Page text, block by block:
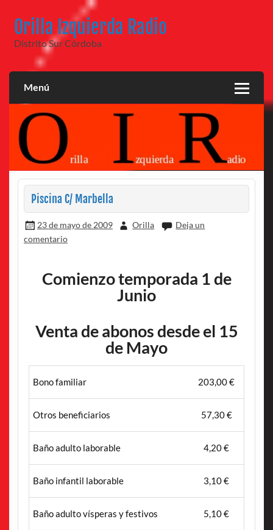
contenido
Orilla Izquierda Radio
Distrito Sur Córdoba
Menú
Piscina C/ Marbella
23 de mayo de 2009 Orilla
Deja un
comentario
Comienzo temporada 1 de
Junio
Venta de abonos desde el 15
de Mayo
Bono familiar 203,00 €
Otros beneficiarios 57,30 €
Baño adulto laborable 4,20 €
Baño infantil laborable 3,10 €
Baño adulto vísperas y festivos 5,10 €